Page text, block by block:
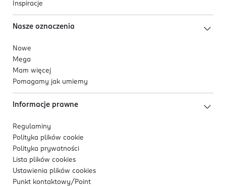
Inspiracje
Nasze oznaczenia
Nowe
Mega
Mam więcej
Pomagamy jak umiemy
Informacje prawne
Regulaminy
Polityka plików cookie
Polityka prywatności
Lista plików cookies
Ustawienia plików cookies
Punkt kontaktowy/ Point